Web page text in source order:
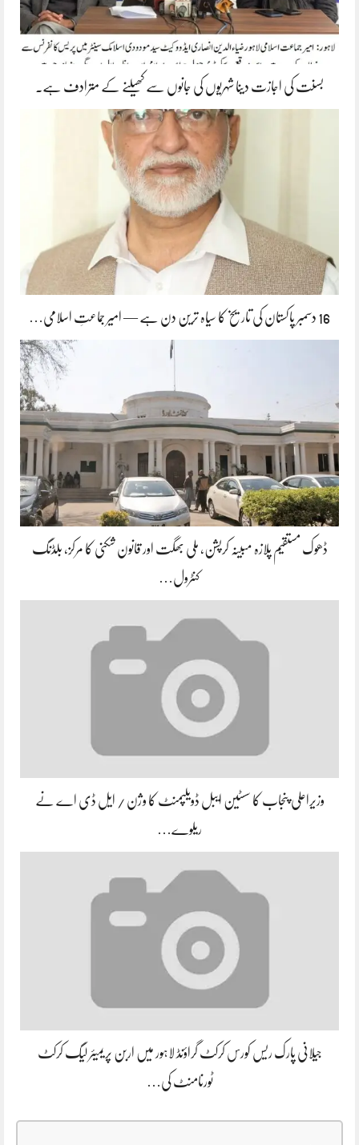
بسنت کی اجازت دینا شہریوں کی جانوں سے کھیلنے کے مترادف ہے۔
16 دسمبر پاکستان کی تاریخ کا سیاہ ترین دن ہے — امیر جماعتِ اسلامی…
ڈھوک مستقیم پلازہ مبینہ کرپشن، ملی بھگت اور قانون شکنی کا مرکز، بلڈنگ
کنٹرول…
وزیراعلی پنجاب کا سسٹین ایبل ڈویلپمنٹ کا وژن / ایل ڈی اے نے
ریلوے…
جیلانی پارک ریس کورس کرکٹ گراؤنڈ لاہور میں اربن پریمیئر لیگ کرکٹ
ٹورنامنٹ کی…